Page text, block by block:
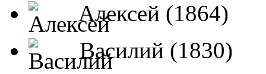
Алексей (1864)
Василий (1830)